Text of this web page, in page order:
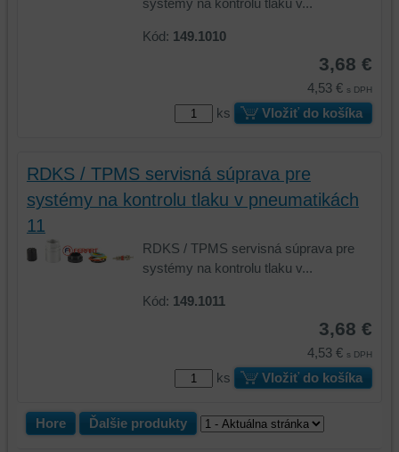
Kód: 149.1010
3,68 €
4,53 € s DPH
ks Vložiť do košíka
RDKS / TPMS servisná súprava pre
systémy na kontrolu tlaku v pneumatikách
11
RDKS / TPMS servisná súprava pre
systémy na kontrolu tlaku v...
Kód: 149.1011
3,68 €
4,53 € s DPH
ks Vložiť do košíka
Hore Ďalšie produkty
toho,
aby
ste
mali
používateľský
tretích
strán,